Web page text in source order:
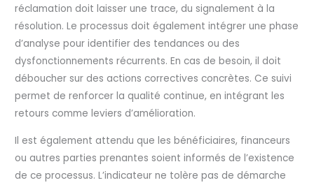
réclamation doit laisser une trace, du signalement à la
résolution. Le processus doit également intégrer une phase
d’analyse pour identifier des tendances ou des
dysfonctionnements récurrents. En cas de besoin, il doit
déboucher sur des actions correctives concrètes. Ce suivi
permet de renforcer la qualité continue, en intégrant les
retours comme leviers d’amélioration.
Il est également attendu que les bénéficiaires, financeurs
ou autres parties prenantes soient informés de l’existence
de ce processus. L’indicateur ne tolère pas de démarche